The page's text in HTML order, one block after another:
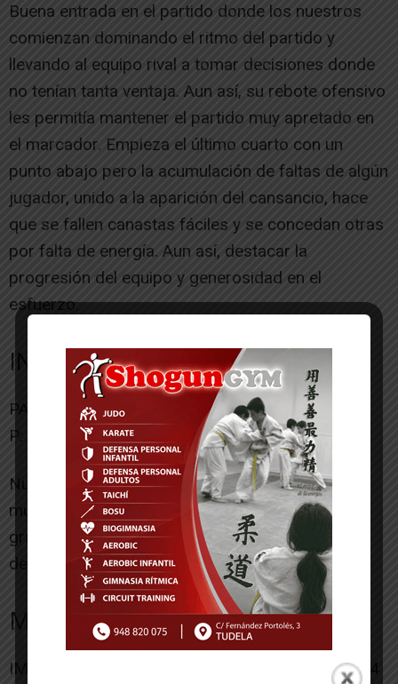
Buena entrada en el partido donde los nuestros
comienzan dominando el ritmo del partido y
llevando al equipo rival a tomar decisiones donde
no tenían tanta ventaja. Aun así, su rebote ofensivo
les permitía mantener el partido muy apretado en
el marcador. Empieza el último cuarto con un
punto abajo pero la acumulación de faltas de algún
jugador, unido a la aparición del cansancio, hace
que se fallen canastas fáciles y se concedan otras
por falta de energía. Aun así, destacar la
progresión del equipo y generosidad en el
esfuerzo.
INFANTIL MIXTO
PAZ ZIGANDA 41 – IMPOTUSA ARENAS 48
P: 10-11, 9-14, 12-14, 10-9.
Nueva victoria del infantil mixto en otro partido
muy igualado que se resolvió a favor del Arenas
gracias al dominio en el rebote y una buena
defensa durante todo el partido.
MINI MIXTO
IMPOTUSA ARENAS 87 – VALLE DE EGÜES M 54